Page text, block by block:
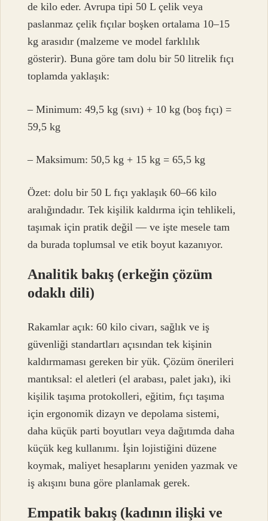
de kilo eder. Avrupa tipi 50 L çelik veya
paslanmaz çelik fıçılar boşken ortalama 10–15
kg arasıdır (malzeme ve model farklılık
gösterir). Buna göre tam dolu bir 50 litrelik fıçı
toplamda yaklaşık:
– Minimum: 49,5 kg (sıvı) + 10 kg (boş fıçı) =
59,5 kg
– Maksimum: 50,5 kg + 15 kg = 65,5 kg
Özet: dolu bir 50 L fıçı yaklaşık 60–66 kilo
aralığındadır. Tek kişilik kaldırma için tehlikeli,
taşımak için pratik değil — ve işte mesele tam
da burada toplumsal ve etik boyut kazanıyor.
Analitik bakış (erkeğin çözüm
odaklı dili)
Rakamlar açık: 60 kilo civarı, sağlık ve iş
güvenliği standartları açısından tek kişinin
kaldırmaması gereken bir yük. Çözüm önerileri
mantıksal: el aletleri (el arabası, palet jakı), iki
kişilik taşıma protokolleri, eğitim, fıçı taşıma
için ergonomik dizayn ve depolama sistemi,
daha küçük parti boyutları veya dağıtımda daha
küçük keg kullanımı. İşin lojistiğini düzene
koymak, maliyet hesaplarını yeniden yazmak ve
iş akışını buna göre planlamak gerek.
Empatik bakış (kadının ilişki ve